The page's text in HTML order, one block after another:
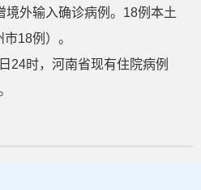
境外输入确诊病例。18例本土
市18例）。
24时，河南省现有住院病例